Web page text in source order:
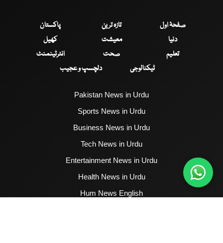
صفحۂ اول تازہ ترین
پاکستان
دنیا
معیشت
کھیل
تعلیم
صحت
انٹرٹینمنٹ
ٹیکنالوجی
دلچسپ و عجیب
Pakistan News in Urdu
Sports News in Urdu
Business News in Urdu
Tech News in Urdu
Entertainment News in Urdu
Health News in Urdu
Hum News English